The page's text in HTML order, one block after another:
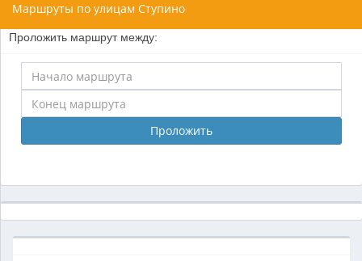
Маршруты по улицам Ступино
Проложить маршрут между:
Проложить